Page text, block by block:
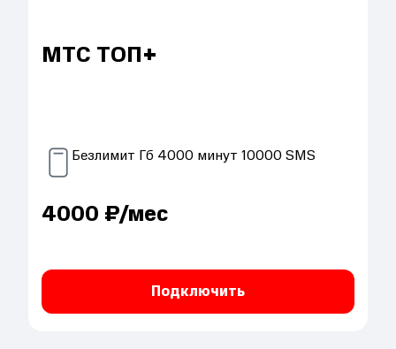
МТС ТОП+
Безлимит Гб 4000 минут 10000SMS
4000 ₽/мес
Подключить